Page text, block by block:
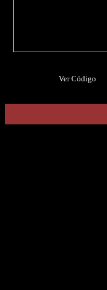
Ver Código